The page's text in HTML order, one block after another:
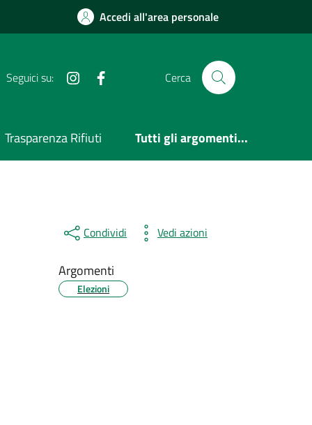
Accedi all'area personale
Seguici su: Instagram Cerca
Trasparenza Rifiuti Tutti gli argomenti...
Condividi Vedi azioni
Argomenti
Elezioni